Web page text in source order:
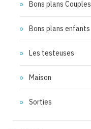
Bons plans Couples
Bons plans enfants
Les testeuses
Maison
Sorties